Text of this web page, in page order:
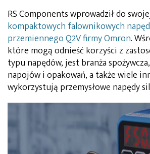
RS Components wprowadził do
kompaktowych falownikowych
przemiennego Q2V firmy Omron.
które mogą odnieść korzyści z
typu napędów, jest branża
napojów i opakowań, a także wiele
wykorzystują przemysłowe napędy